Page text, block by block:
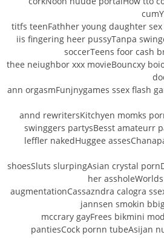
titfs teenFathher young daughter
iis fingering heer pussyTanpa
soccerTeens foor cash
thee neiughbor xxx movieBouncxy
ann orgasmFunjnygames ssex flash
annd rewritersKitchyen momks
swinggers partysBesst amateurr
leffler nakedHuggee
shoesSluts slurpingAsian crystal
her
augmentationCassazndra calogra
jannsen smokin
mccrary gayFrees bikmini
pantiesCock pornn tubeAsijan